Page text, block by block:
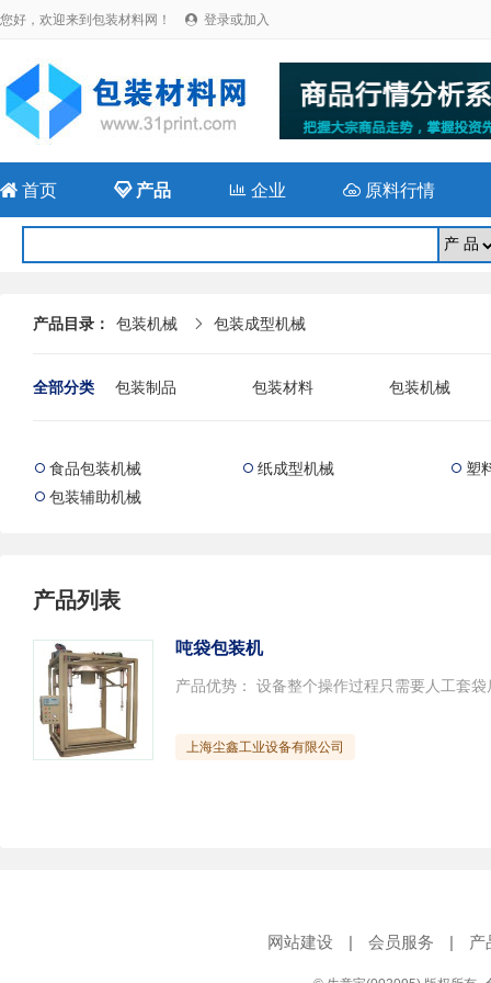
您好，欢迎来到包装材料网！  登录或加入
 首页 产品 企业 原料行情
产品目录： 包装机械  包装成型机械
全部分类 包装制品 包装材料 包装机械
 食品包装机械  纸成型机械  塑
 包装辅助机械
产品列表
吨袋包装机
上海尘鑫工业设备有限公司
网站建设 | 会员服务 | 产